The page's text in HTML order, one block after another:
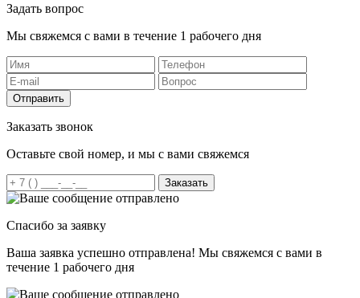
Задать вопрос
Мы свяжемся с вами в течение 1 рабочего дня
Отправить
Заказать звонок
Оставьте свой номер, и мы с вами свяжемся
Заказать
Спасибо за заявку
Ваша заявка успешно отправлена! Мы свяжемся с вами в
течение 1 рабочего дня